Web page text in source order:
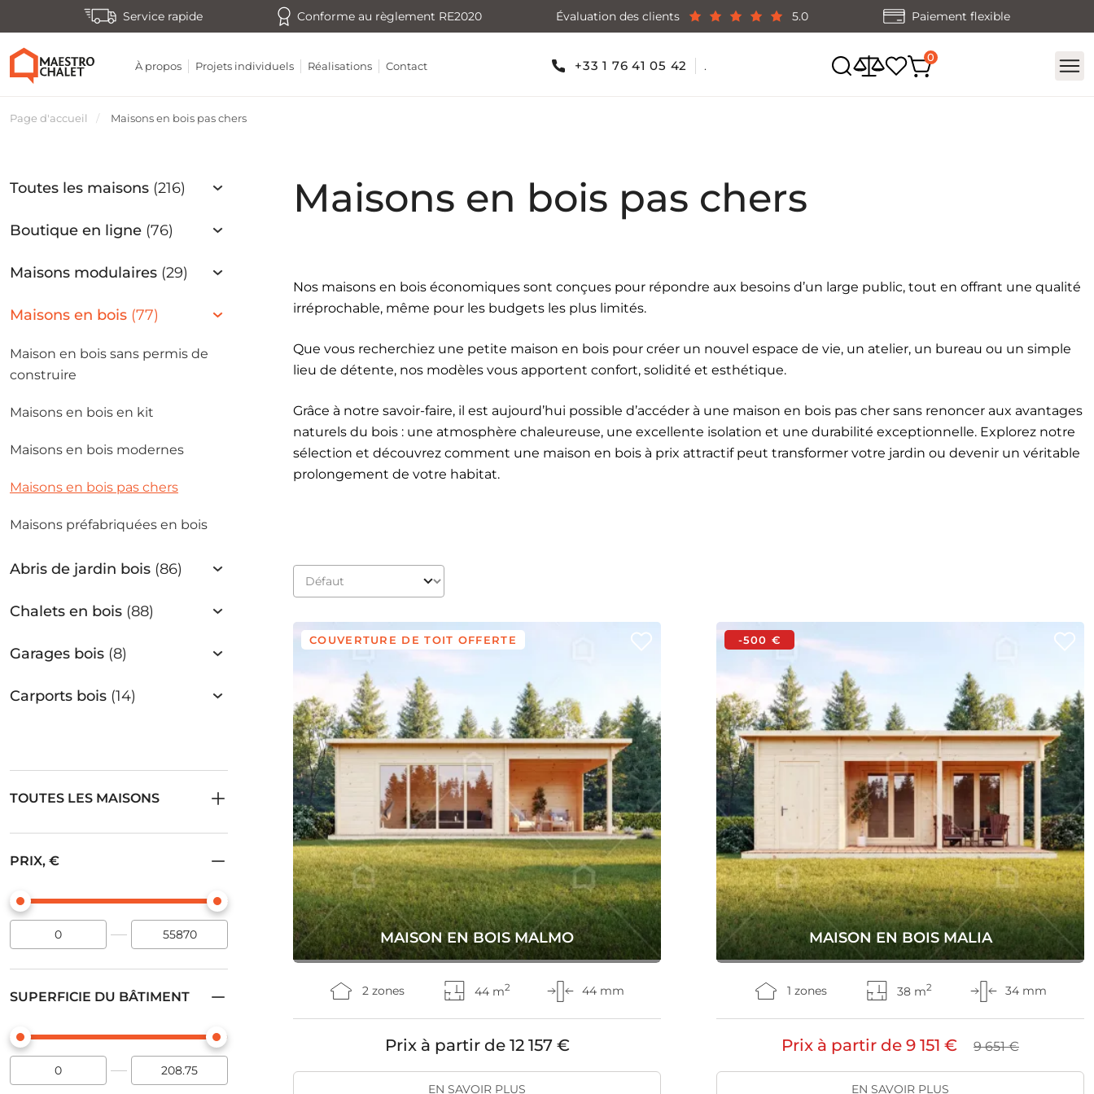
Service rapide Conforme au règlement RE2020 Évaluation des clients 5.0 Paiement flexible
À propos Projets individuels Réalisations Contact +33 1 76 41 05 42 .
Page d'accueil Maisons en bois pas chers
Toutes les maisons (216)
Boutique en ligne (76)
Maisons modulaires (29)
Maisons en bois (77)
Maison en bois sans permis de
construire
Maisons en bois en kit
Maisons en bois modernes
Maisons en bois pas chers
Maisons préfabriquées en bois
Abris de jardin bois (86)
Chalets en bois (88)
Garages bois (8)
Carports bois (14)
TOUTES LES MAISONS
PRIX, €
SUPERFICIE DU BÂTIMENT
Maisons en bois pas chers
Nos maisons en bois économiques sont conçues pour répondre aux besoins d’un large public, tout en offrant une qualité
irréprochable, même pour les budgets les plus limités.
Que vous recherchiez une petite maison en bois pour créer un nouvel espace de vie, un atelier, un bureau ou un simple
lieu de détente, nos modèles vous apportent confort, solidité et esthétique.
Grâce à notre savoir-faire, il est aujourd’hui possible d’accéder à une maison en bois pas cher sans renoncer aux avantages
naturels du bois : une atmosphère chaleureuse, une excellente isolation et une durabilité exceptionnelle. Explorez notre
sélection et découvrez comment une maison en bois à prix attractif peut transformer votre jardin ou devenir un véritable
prolongement de votre habitat.
COUVERTURE DE TOIT OFFERTE
MAISON EN BOIS MALMO
2 zones 44 m2 44 mm
Prix à partir de12 157 €
EN SAVOIR PLUS
-500 €
MAISON EN BOIS MALIA
1 zones 38 m2 34 mm
Prix à partir de 9 151 € 9 651 €
EN SAVOIR PLUS